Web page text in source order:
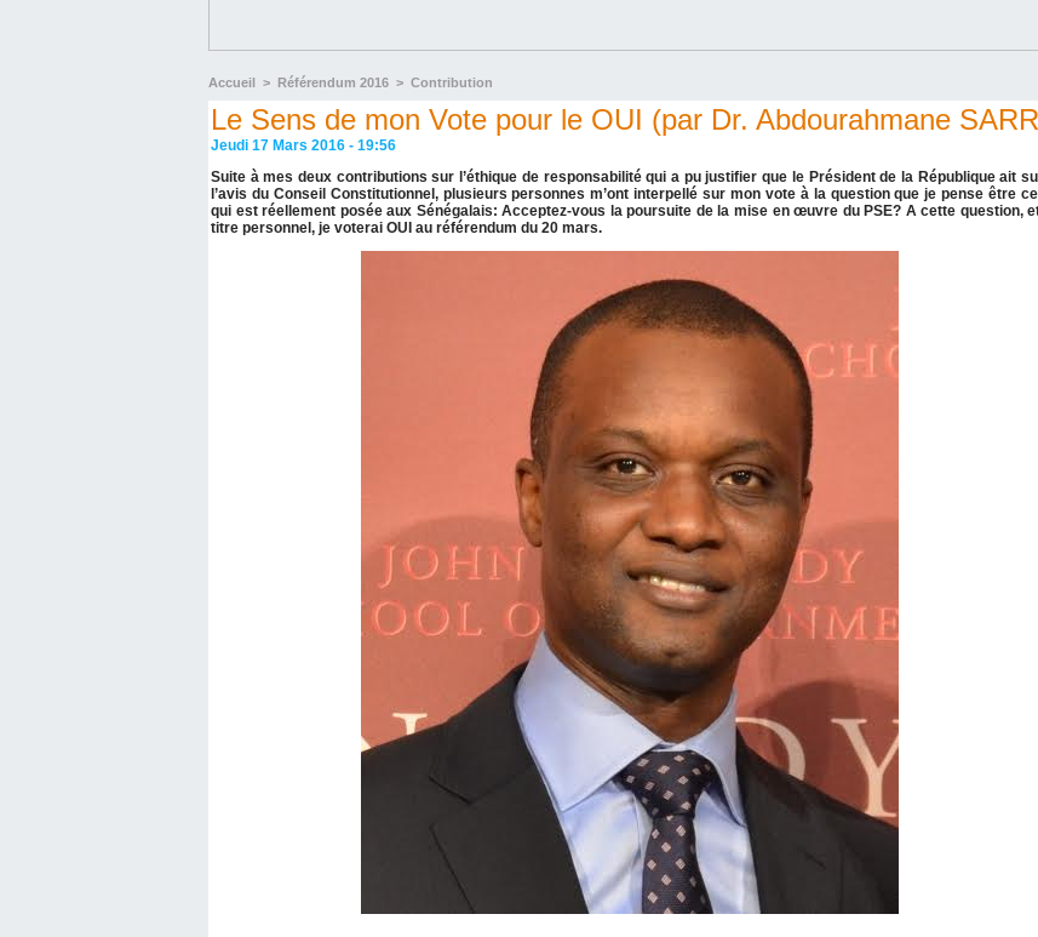
Accueil > Référendum 2016 > Contribution
Le Sens de mon Vote pour le OUI (par Dr. Abdourahmane
Jeudi 17 Mars 2016 - 19:56
Suite à mes deux contributions sur l’éthique de responsabilité qui a pu justifier que le Président de la République ait
l’avis du Conseil Constitutionnel, plusieurs personnes m’ont interpellé sur mon vote à la question que je pense être
qui est réellement posée aux Sénégalais: Acceptez-vous la poursuite de la mise en œuvre du PSE? A cette question,
titre personnel, je voterai OUI au référendum du 20 mars.